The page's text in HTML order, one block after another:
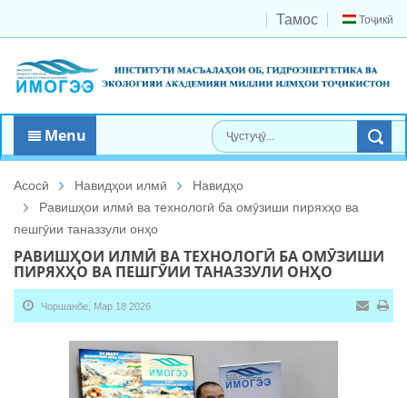
Тоҷикӣ
Тамос
Menu
Асосӣ Навидҳои илмӣ
Навидҳо
Равишҳои илмӣ ва технологӣ ба омӯзиши пиряхҳо ва
пешгӯии таназзули онҳо
РАВИШҲОИ ИЛМӢ ВА ТЕХНОЛОГӢ БА ОМӮЗИШИ
ПИРЯХҲО ВА ПЕШГӮИИ ТАНАЗЗУЛИ ОНҲО
Чоршанбе, Мар 18 2026